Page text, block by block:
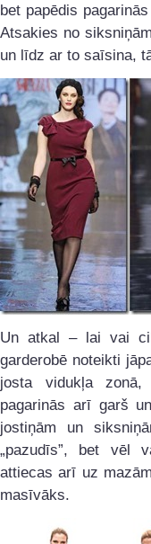
bet papēdis
Atsakies no
un līdz ar to saīsina,
Un atkal – lai vai
garderobē noteikti
josta vidukļa
pagarinās arī garš
jostiņām un
„pazudīs”, bet vēl
attiecas arī uz
masīvāks.